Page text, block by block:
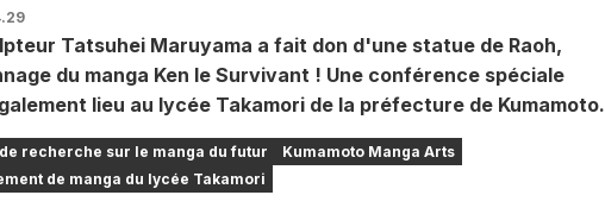
Tatsuhei Maruyama a fait don d'une statue de Raoh,
du manga Ken le Survivant ! Une conférence spéciale
lieu au lycée Takamori de la préfecture de Kumamoto.
recherche sur le manga du futur
Kumamoto Manga Arts
de manga du lycée Takamori